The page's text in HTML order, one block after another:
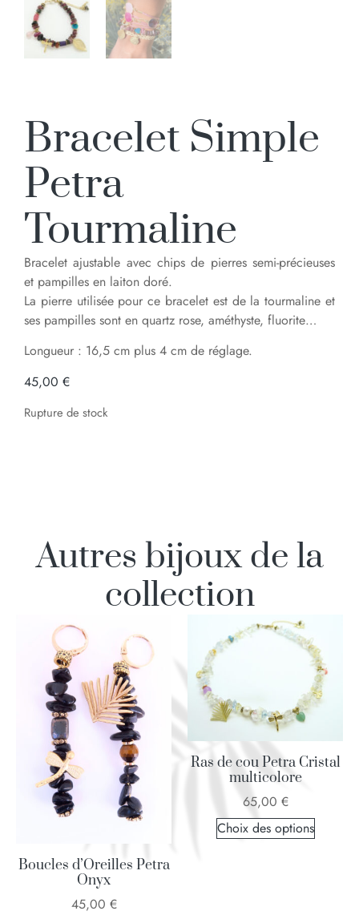
Bracelet Simple
Petra
Tourmaline
Bracelet ajustable avec chips de pierres semi-précieuses
et pampilles en laiton doré.
La pierre utilisée pour ce bracelet est de la tourmaline et
ses pampilles sont en quartz rose, améthyste, fluorite…
Longueur : 16,5 cm plus 4 cm de réglage.
45,00 €
Rupture de stock
Autres bijoux de la
collection
Boucles d’Oreilles Petra
Onyx
45,00 €
Ras de cou Petra Cristal
multicolore
65,00 €
Choix des options